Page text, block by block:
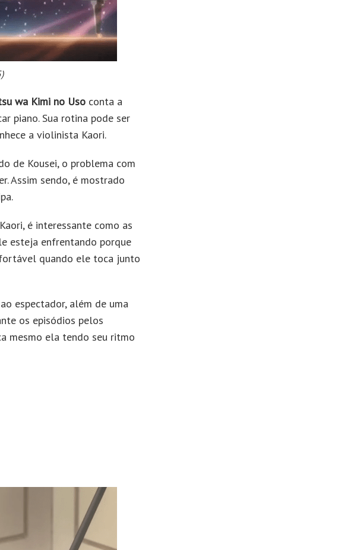
wa Kimi no Uso conta a
piano. Sua rotina pode ser
a violinista Kaori.
de Kousei, o problema com
Assim sendo, é mostrado
é interessante como as
esteja enfrentando porque
quando ele toca junto
espectador, além de uma
os episódios pelos
mesmo ela tendo seu ritmo